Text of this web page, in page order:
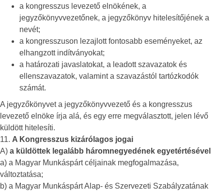
a kongresszus levezető elnökének, a
jegyzőkönyvvezetőnek, a jegyzőkönyv hitelesítőjének a
nevét;
a kongresszuson lezajlott fontosabb eseményeket, az
elhangzott indítványokat;
a határozati javaslatokat, a leadott szavazatok és
ellenszavazatok, valamint a szavazástól tartózkodók
számát.
A jegyzőkönyvet a jegyzőkönyvvezető és a kongresszus
levezető elnöke írja alá, és egy erre megválasztott, jelen lévő
küldött hitelesíti.
11. A Kongresszus kizárólagos jogai
A) a küldöttek legalább háromnegyedének egyetértésével
a) a Magyar Munkáspárt céljainak megfogalmazása,
változtatása;
b) a Magyar Munkáspárt Alap- és Szervezeti Szabályzatának